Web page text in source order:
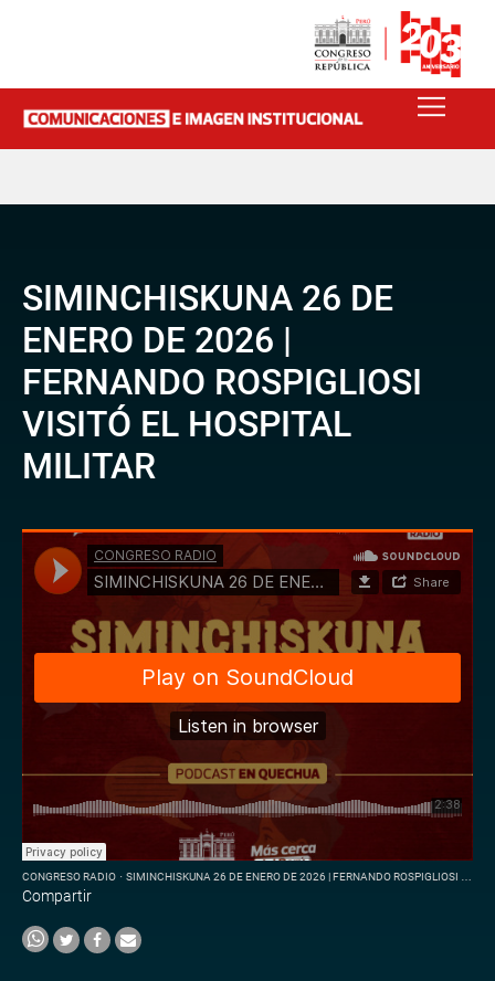
SIMINCHISKUNA 26 DE
ENERO DE 2026 |
FERNANDO ROSPIGLIOSI
VISITÓ EL HOSPITAL
MILITAR
CONGRESO RADIO · SIMINCHISKUNA 26 DE ENERO DE 2026 | FERNANDO ROSPIGLIOSI VISITÓ EL HOSPITAL MILITAR
Compartir